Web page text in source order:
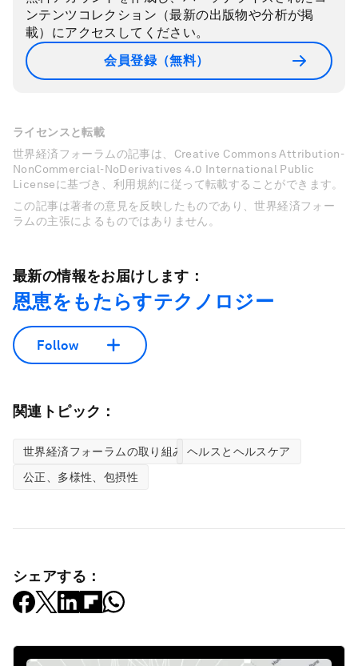
ンテンツコレクション（最新の出版物や分析が掲
載）にアクセスしてください。
会員登録（無料）
ライセンスと転載
世界経済フォーラムの記事は、Creative Commons Attribution-
NonCommercial-NoDerivatives 4.0 International Public
Licenseに基づき、利用規約に従って転載することができます。
この記事は著者の意見を反映したものであり、世界経済フォー
ラムの主張によるものではありません。
最新の情報をお届けします：
恩恵をもたらすテクノロジー
Follow
関連トピック：
世界経済フォーラムの取り組み
ヘルスとヘルスケア
公正、多様性、包摂性
シェアする：